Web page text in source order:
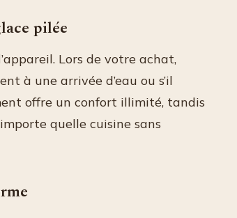
pilée
Lors de votre achat,
à une arrivée d’eau ou s’il
offre un confort illimité, tandis
quelle cuisine sans